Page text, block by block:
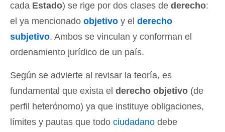
cada Estado) se rige por dos clases de derecho:
el ya mencionado objetivo y el derecho
subjetivo. Ambos se vinculan y conforman el
ordenamiento jurídico de un país.
Según se advierte al revisar la teoría, es
fundamental que exista el derecho objetivo (de
perfil heterónomo) ya que instituye obligaciones,
límites y pautas que todo ciudadano debe